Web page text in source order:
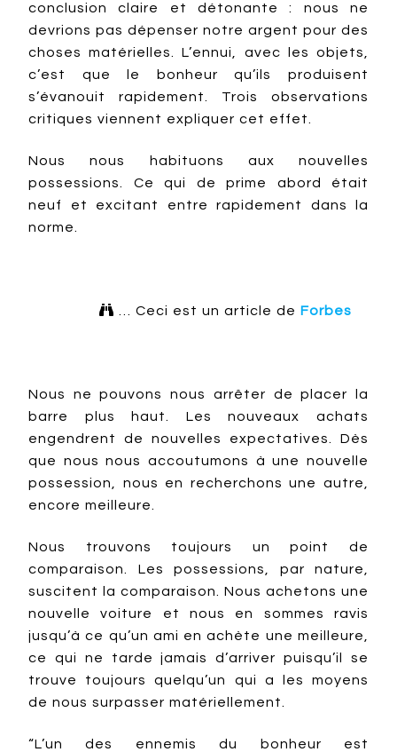
conclusion claire et détonante : nous ne
devrions pas dépenser notre argent pour des
choses matérielles. L’ennui, avec les objets,
c’est que le bonheur qu’ils produisent
s’évanouit rapidement. Trois observations
critiques viennent expliquer cet effet.
Nous nous habituons aux nouvelles
possessions. Ce qui de prime abord était
neuf et excitant entre rapidement dans la
norme.
 … Ceci est un article de Forbes
Nous ne pouvons nous arrêter de placer la
barre plus haut. Les nouveaux achats
engendrent de nouvelles expectatives. Dès
que nous nous accoutumons à une nouvelle
possession, nous en recherchons une autre,
encore meilleure.
Nous trouvons toujours un point de
comparaison. Les possessions, par nature,
suscitent la comparaison. Nous achetons une
nouvelle voiture et nous en sommes ravis
jusqu’à ce qu’un ami en achète une meilleure,
ce qui ne tarde jamais d’arriver puisqu’il se
trouve toujours quelqu’un qui a les moyens
de nous surpasser matériellement.
“L’un des ennemis du bonheur est